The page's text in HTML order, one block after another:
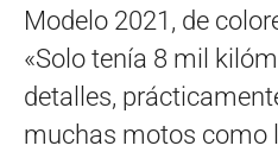
Modelo 2021, de
«Solo tenía 8 mil
detalles,
muchas motos como